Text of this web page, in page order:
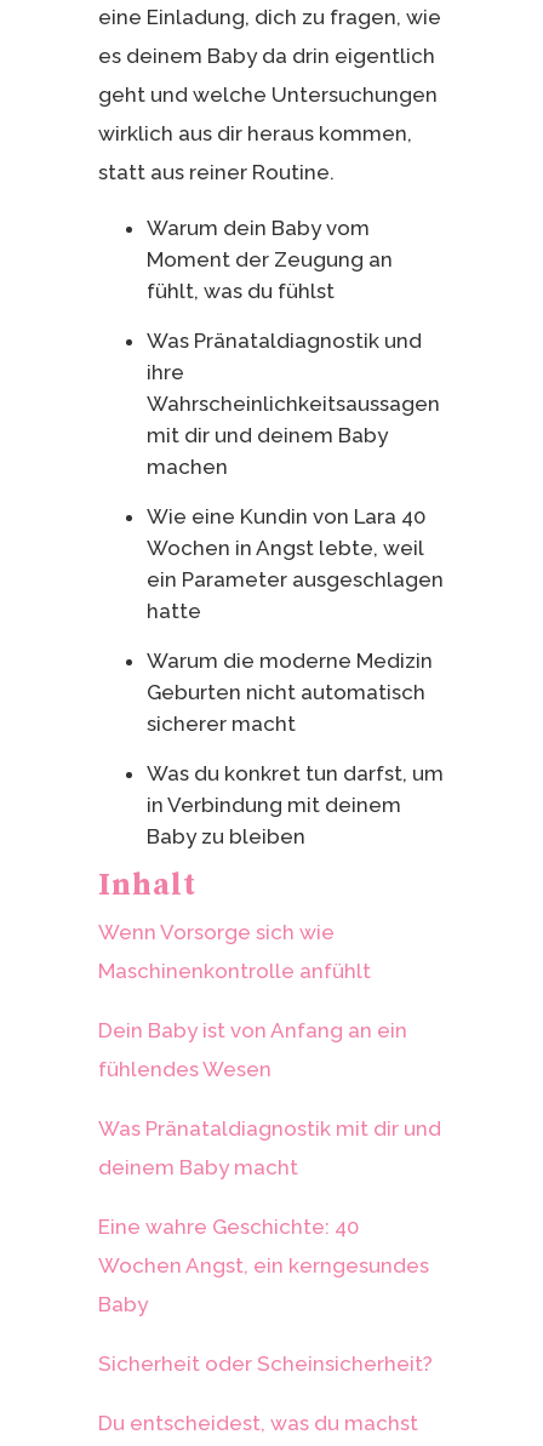
eine Einladung, dich zu fragen, wie
es deinem Baby da drin eigentlich
geht und welche Untersuchungen
wirklich aus dir heraus kommen,
statt aus reiner Routine.
Warum dein Baby vom
Moment der Zeugung an
fühlt, was du fühlst
Was Pränataldiagnostik und
ihre
Wahrscheinlichkeitsaussagen
mit dir und deinem Baby
machen
Wie eine Kundin von Lara 40
Wochen in Angst lebte, weil
ein Parameter ausgeschlagen
hatte
Warum die moderne Medizin
Geburten nicht automatisch
sicherer macht
Was du konkret tun darfst, um
in Verbindung mit deinem
Baby zu bleiben
Inhalt
Wenn Vorsorge sich wie
Maschinenkontrolle anfühlt
Dein Baby ist von Anfang an ein
fühlendes Wesen
Was Pränataldiagnostik mit dir und
deinem Baby macht
Eine wahre Geschichte: 40
Wochen Angst, ein kerngesundes
Baby
Sicherheit oder Scheinsicherheit?
Du entscheidest, was du machst